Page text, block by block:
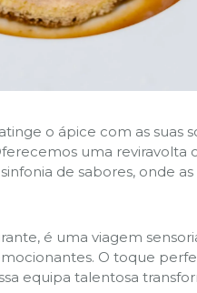
o ápice com as suas
uma
de sabores, onde
é uma viagem
O toque
equipa talentosa